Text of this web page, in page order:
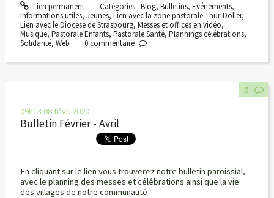
Lien permanent Catégories : Blog, Bulletins, Evénements,
Informations utiles, Jeunes, Lien avec la zone pastorale Thur-Doller,
Lien avec le Diocese de Strasbourg, Messes et offices en vidéo,
Musique, Pastorale Enfants, Pastorale Santé, Plannings célébrations,
Solidarité, Web 0commentaire
09h13 08 févr. 2020
Bulletin Février - Avril
En cliquant sur le lien vous trouverez notre bulletin paroissial,
avec le planning des messes et célébrations ainsi que la vie
des villages de notre communauté
0